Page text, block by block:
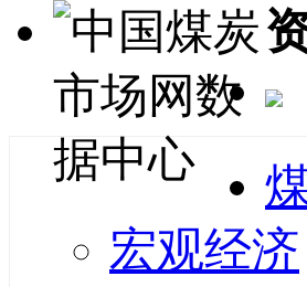
宏观经济